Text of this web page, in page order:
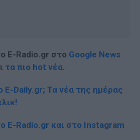
E-Radio.gr στο Google News
τα πιο hot νέα.
E-Daily.gr; Τα νέα της ημέρας
E-Radio.gr και στο Instagram